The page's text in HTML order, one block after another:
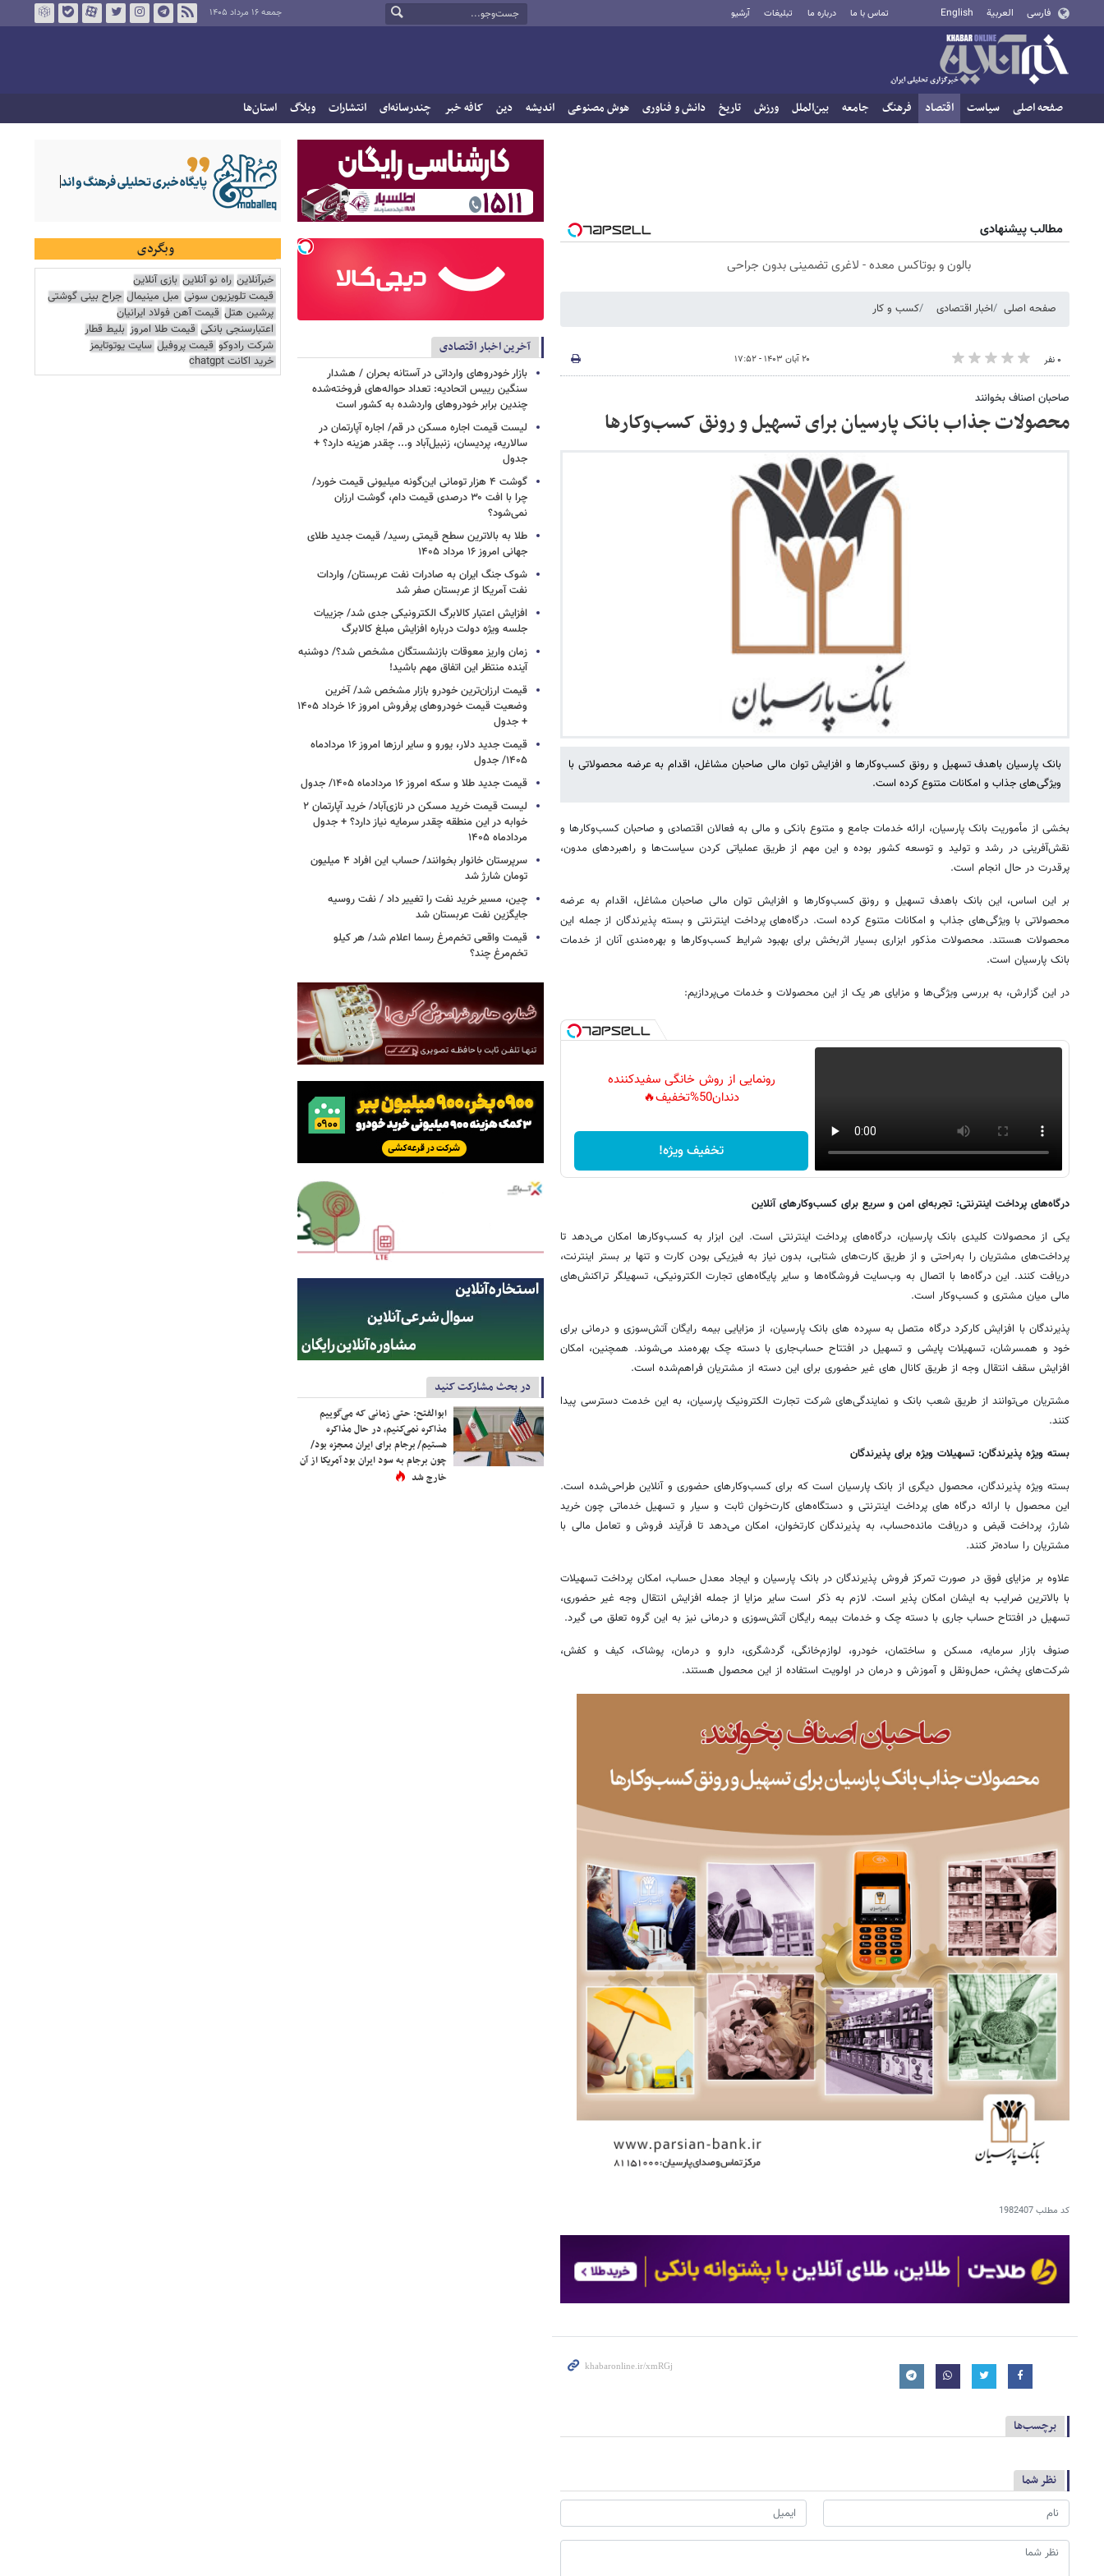
فارسی العربية English تماس با ما درباره ما تبلیغات آرشیو جمعه ۱۶ مرداد ۱۴۰۵
صفحه اصلی سیاست اقتصاد فرهنگ جامعه بین‌الملل ورزش تاریخ دانش و فناوری هوش مصنوعی اندیشه دین کافه خبر چندرسانه‌ای انتشارات وبلاگ استان‌ها
مطالب پیشنهادی
بالون و بوتاکس معده - لاغری تضمینی بدون جراحی
صفحه اصلی اخبار اقتصادی کسب و کار
۰ نفر ۲۰ آبان ۱۴۰۳ - ۱۷:۵۲
صاحبان اصناف بخوانند
محصولات جذاب بانک پارسیان برای تسهیل و رونق کسب‌وکارها
بانک پارسیان باهدف تسهیل و رونق کسب‌وکارها و افزایش توان مالی صاحبان مشاغل، اقدام به عرضه محصولاتی با
ویژگی‌های جذاب و امکانات متنوع کرده است.
بخشی از مأموریت بانک پارسیان، ارائه خدمات جامع و متنوع بانکی و مالی به فعالان اقتصادی و صاحبان کسب‌وکارها و
نقش‌آفرینی در رشد و تولید و توسعه کشور بوده و این مهم از طریق عملیاتی کردن سیاست‌ها و راهبردهای مدون،
پرقدرت در حال انجام است.
بر این اساس، این بانک باهدف تسهیل و رونق کسب‌وکارها و افزایش توان مالی صاحبان مشاغل، اقدام به عرضه
محصولاتی با ویژگی‌های جذاب و امکانات متنوع کرده است. درگاه‌های پرداخت اینترنتی و بسته پذیرندگان از جمله این
محصولات هستند. محصولات مذکور ابزاری بسیار اثربخش برای بهبود شرایط کسب‌وکارها و بهره‌مندی آنان از خدمات
بانک پارسیان است.
در این گزارش، به بررسی ویژگی‌ها و مزایای هر یک از این محصولات و خدمات می‌پردازیم:
رونمایی از روش خانگی سفیدکننده
دندان50%تخفیف🔥
تخفیف ویژه!
درگاه‌های پرداخت اینترنتی: تجربه‌ای امن و سریع برای کسب‌وکارهای آنلاین
یکی از محصولات کلیدی بانک پارسیان، درگاه‌های پرداخت اینترنتی است. این ابزار به کسب‌وکارها امکان می‌دهد تا
پرداخت‌های مشتریان را به‌راحتی و از طریق کارت‌های شتابی، بدون نیاز به فیزیکی بودن کارت و تنها بر بستر اینترنت،
دریافت کنند. این درگاه‌ها با اتصال به وب‌سایت فروشگاه‌ها و سایر پایگاه‌های تجارت الکترونیکی، تسهیلگر تراکنش‌های
مالی میان مشتری و کسب‌وکار است.
پذیرندگان با افزایش کارکرد درگاه متصل به سپرده های بانک پارسیان، از مزایایی بیمه رایگان آتش‌سوزی و درمانی برای
خود و همسرشان، تسهیلات پایشی و تسهیل در افتتاح حساب‌جاری با دسته چک بهره‌مند می‌شوند. همچنین، امکان
افزایش سقف انتقال وجه از طریق کانال های غیر حضوری برای این دسته از مشتریان فراهم‌شده است.
مشتریان می‌توانند از طریق شعب بانک و نمایندگی‌های شرکت تجارت الکترونیک پارسیان، به این خدمت دسترسی پیدا
کنند.
بسته ویژه پذیرندگان: تسهیلات ویژه برای پذیرندگان
بسته ویژه پذیرندگان، محصول دیگری از بانک پارسیان است که برای کسب‌وکارهای حضوری و آنلاین طراحی‌شده است.
این محصول با ارائه درگاه های پرداخت اینترنتی و دستگاه‌های کارت‌خوان ثابت و سیار و تسهیل خدماتی چون خرید
شارژ، پرداخت قبض و دریافت مانده‌حساب، به پذیرندگان کارتخوان، امکان می‌دهد تا فرآیند فروش و تعامل مالی با
مشتریان را ساده‌تر کنند.
علاوه بر مزایای فوق در صورت تمرکز فروش پذیرندگان در بانک پارسیان و ایجاد معدل حساب، امکان پرداخت تسهیلات
با بالاترین ضرایب به ایشان امکان پذیر است. لازم به ذکر است سایر مزایا از جمله افزایش انتقال وجه غیر حضوری،
تسهیل در افتتاح حساب جاری با دسته چک و خدمات بیمه رایگان آتش‌سوزی و درمانی نیز به این گروه تعلق می گیرد.
صنوف بازار سرمایه، مسکن و ساختمان، خودرو، لوازم‌خانگی، گردشگری، دارو و درمان، پوشاک، کیف و کفش،
شرکت‌های پخش، حمل‌ونقل و آموزش و درمان در اولویت استفاده از این محصول هستند.
کد مطلب1982407
برچسب‌ها
نظر شما
آخرین اخبار اقتصادی
بازار خودروهای وارداتی در آستانه بحران / هشدار
سنگین رییس اتحادیه: تعداد حواله‌های فروخته‌شده
چندین برابر خودروهای واردشده به کشور است
لیست قیمت اجاره مسکن در قم/ اجاره آپارتمان در
سالاریه، پردیسان، زنبیل‌آباد و... چقدر هزینه دارد؟ +
جدول
گوشت ۴ هزار تومانی این‌گونه میلیونی قیمت خورد/
چرا با افت ۳۰ درصدی قیمت دام، گوشت ارزان
نمی‌شود؟
طلا به بالاترین سطح قیمتی رسید/ قیمت جدید طلای
جهانی امروز ۱۶ مرداد ۱۴۰۵
شوک جنگ ایران به صادرات نفت عربستان/ واردات
نفت آمریکا از عربستان صفر شد
افزایش اعتبار کالابرگ الکترونیکی جدی شد/ جزییات
جلسه ویژه دولت درباره افزایش مبلغ کالابرگ
زمان واریز معوقات بازنشستگان مشخص شد؟/ دوشنبه
آینده منتظر این اتفاق مهم باشید!
قیمت ارزان‌ترین خودرو بازار مشخص شد/ آخرین
وضعیت قیمت خودروهای پرفروش امروز ۱۶ خرداد ۱۴۰۵
+ جدول
قیمت جدید دلار، یورو و سایر ارزها امروز ۱۶ مردادماه
۱۴۰۵/ جدول
قیمت جدید طلا و سکه امروز ۱۶ مردادماه ۱۴۰۵/ جدول
لیست قیمت خرید مسکن در نازی‌آباد/ خرید آپارتمان ۲
خوابه در این منطقه چقدر سرمایه نیاز دارد؟ + جدول
مردادماه ۱۴۰۵
سرپرستان خانوار بخوانند/ حساب این افراد ۴ میلیون
تومان شارژ شد
چین، مسیر خرید نفت را تغییر داد / نفت روسیه
جایگزین نفت عربستان شد
قیمت واقعی تخم‌مرغ رسما اعلام شد/ هر کیلو
تخم‌مرغ چند؟
در بحث مشارکت کنید
ابوالفتح: حتی زمانی که می‌گوییم
مذاکره نمی‌کنیم، در حال مذاکره
هستیم/ برجام برای ایران معجزه بود/
چون برجام به سود ایران بود آمریکا از آن
خارج شد
وبگردی
خبرآنلاین راه نو آنلاین بازی آنلاین
قیمت تلویزیون سونی مبل مینیمال جراح بینی گوشتی
پرشین هتل قیمت آهن فولاد ایرانیان
اعتبارسنجی بانکی قیمت طلا امروز بلیط قطار
شرکت رادوکو قیمت پروفیل سایت یوتوتایمز
خرید اکانت chatgpt